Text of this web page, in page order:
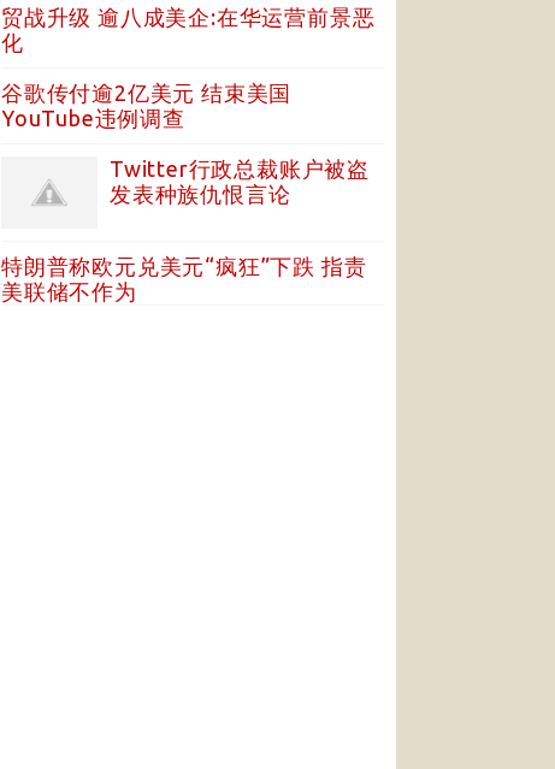
贸战升级 逾八成美企:在华运营前景恶
化
谷歌传付逾2亿美元 结束美国
YouTube违例调查
Twitter行政总裁账户被盗
发表种族仇恨言论
特朗普称欧元兑美元“疯狂”下跌 指责
美联储不作为